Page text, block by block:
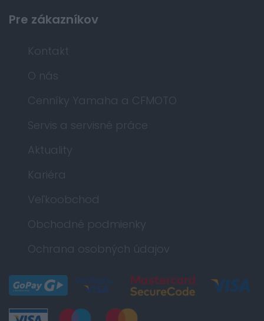
Pre zákazníkov
Kontakt
O nás
Cenníky Yamaha a CFMOTO
Servis a servisné práce
Aktuality
Kariéra
Veľkoobchod
Obchodné podmienky
Ochrana osobných údajov